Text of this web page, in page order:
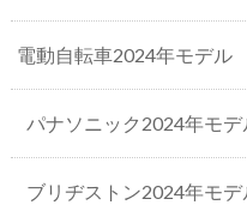
電動自転車2024年モデル
パナソニック2024年モデ
ブリヂストン2024年モデ